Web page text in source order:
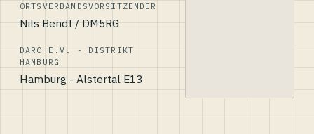
ORTSVERBANDSVORSITZENDER
Nils Bendt / DM5RG
DARC E.V. - DISTRIKT
HAMBURG
Hamburg - Alstertal E13